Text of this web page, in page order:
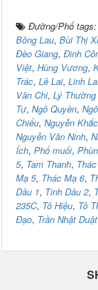
Đường/Phố tags:
Bông Lau, Bùi Thị
Đèo Giang, Đinh
Việt, Hùng Vương,
Trác, Lê Lai, Linh
Văn Chi, Lý
Tự, Ngô Quyền,
Chiểu, Nguyễn
Nguyễn Văn Ninh,
Ích, Phố muối,
5, Tam Thanh,
Mạ 5, Thác Mạ 6,
Dầu 1, Tinh Dầu 2,
235C, Tô Hiệu, Tô
Đạo, Trần Nhật Duật